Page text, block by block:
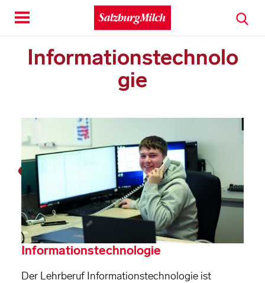
Toggle
navigation
Informationstechnolo
gie
Informationstechnologie
Der Lehrberuf Informationstechnologie ist